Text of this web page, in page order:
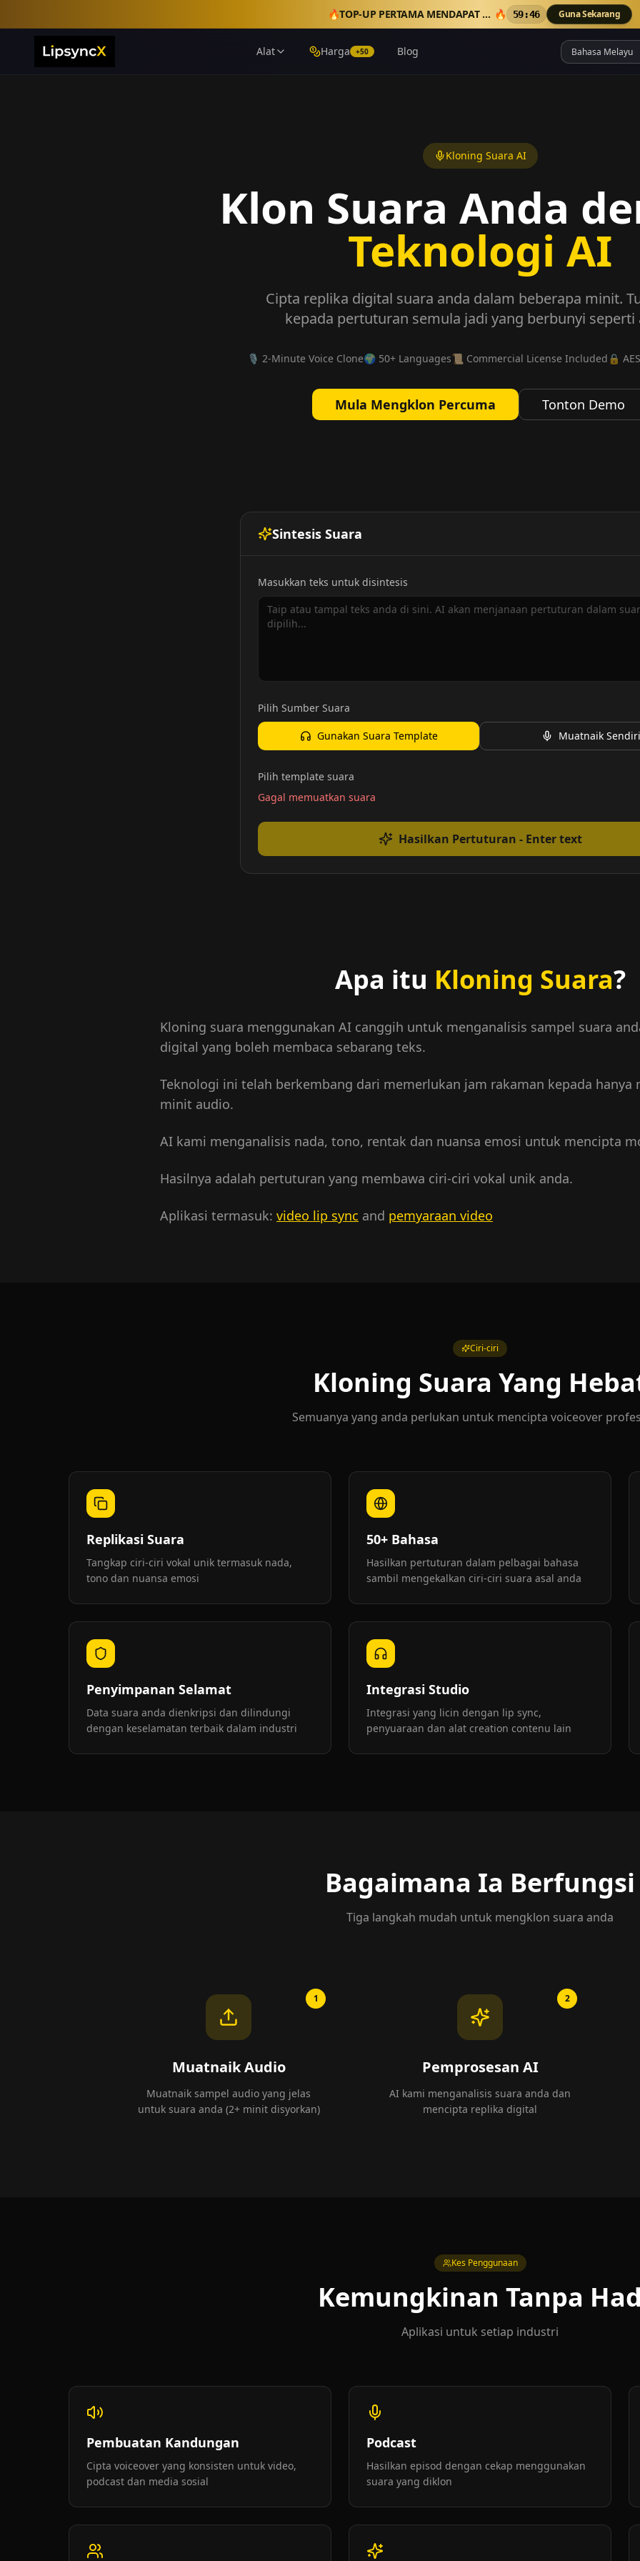
🔥 TOP-UP PERTAMA MENDAPAT 50 KREDIT TAMBAHAN 🔥 59:45 Guna Sekarang
Alat Harga +50 Blog
Kloning Suara AI
Klon Suara Anda
Teknologi AI
Cipta replika digital suara anda dalam beberapa minit.
kepada pertuturan semula jadi yang berbunyi seperti
🎙️ 2-Minute Voice Clone🌍 50+ Languages📜 Commercial License Included 🔒
Mula Mengklon Percuma Tonton Demo
Sintesis Suara
Masukkan teks untuk disintesis
Pilih Sumber Suara
Gunakan Suara Template Muatnaik Sendiri
Pilih template suara
Gagal memuatkan suara
Hasilkan Pertuturan - Enter text
Apa itu Kloning Suara?
Kloning suara menggunakan AI canggih untuk menganalisis sampel suara
digital yang boleh membaca sebarang teks.
Teknologi ini telah berkembang dari memerlukan jam rakaman kepada hanya
minit audio.
AI kami menganalisis nada, tono, rentak dan nuansa emosi untuk mencipta
Hasilnya adalah pertuturan yang membawa ciri-ciri vokal unik anda.
Aplikasi termasuk: video lip sync and pemyaraan video
Ciri-ciri
Kloning Suara Yang
Semuanya yang anda perlukan untuk mencipta voiceover
Replikasi Suara
Tangkap ciri-ciri vokal unik termasuk nada,
tono dan nuansa emosi
50+ Bahasa
Hasilkan pertuturan dalam pelbagai bahasa
sambil mengekalkan ciri-ciri suara asal anda
Penyimpanan Selamat
Data suara anda dienkripsi dan dilindungi
dengan keselamatan terbaik dalam industri
Integrasi Studio
Integrasi yang licin dengan lip sync,
penyuaraan dan alat creation contenu lain
Bagaimana Ia Berfungsi
Tiga langkah mudah untuk mengklon suara anda
1
Muatnaik Audio
Muatnaik sampel audio yang jelas
untuk suara anda (2+ minit disyorkan)
2
Pemprosesan AI
AI kami menganalisis suara anda dan
mencipta replika digital
Kes Penggunaan
Kemungkinan Tanpa
Aplikasi untuk setiap industri
Pembuatan Kandungan
Cipta voiceover yang konsisten untuk video,
podcast dan media sosial
Podcast
Hasilkan episod dengan cekap menggunakan
suara yang diklon